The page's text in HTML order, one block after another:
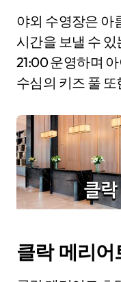
야외 수영장은 아
시간을 보낼 수
21:00 운영하며
수심의 키즈 풀
클락 메리